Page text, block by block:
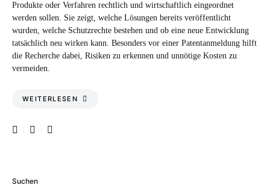
Produkte oder Verfahren rechtlich und wirtschaftlich eingeordnet
werden sollen. Sie zeigt, welche Lösungen bereits veröffentlicht
wurden, welche Schutzrechte bestehen und ob eine neue Entwicklung
tatsächlich neu wirken kann. Besonders vor einer Patentanmeldung hilft
die Recherche dabei, Risiken zu erkennen und unnötige Kosten zu
vermeiden.
WEITERLESEN
Suchen